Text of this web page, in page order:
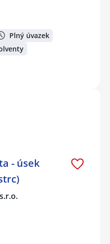
Plný úvazek
- úsek